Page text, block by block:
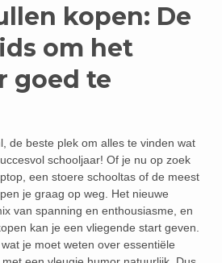
kopen: De
om het
goed te
de beste plek om alles te vinden wat
schooljaar! Of je nu op zoek
een stoere schooltas of de meest
je graag op weg. Het nieuwe
van spanning en enthousiasme, en
kan je een vliegende start geven.
je moet weten over essentiële